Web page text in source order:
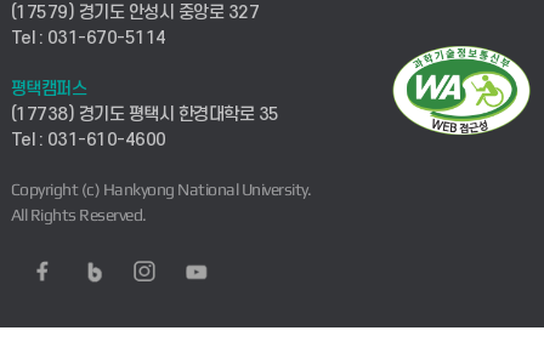
(17579) 경기도 안성시 중앙로 327
Tel : 031-670-5114
평택캠퍼스
(17738) 경기도 평택시 한경대학로 35
Tel : 031-610-4600
Copyright (c) Hankyong National University.
All Rights Reserved.